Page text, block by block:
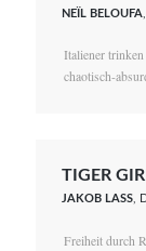
NEÏL BELOUFA
Italiener
chaotisch-
TIGER
JAKOB LASS,
Freiheit durch